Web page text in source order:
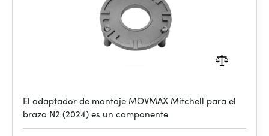
El adaptador de montaje MOVMAX Mitchell para el
brazo N2 (2024) es un componente